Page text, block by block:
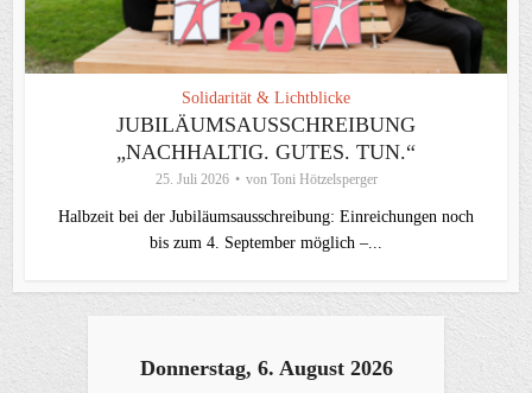
Solidarität & Lichtblicke
JUBILÄUMSAUSSCHREIBUNG
„NACHHALTIG. GUTES. TUN.“
25. Juli 2026 von Toni Hötzelsperger
Halbzeit bei der Jubiläumsausschreibung: Einreichungen noch
bis zum 4. September möglich –...
Donnerstag, 6. August 2026